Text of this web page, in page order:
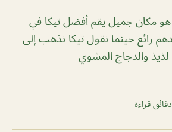
مكان جميل يقم أفضل تيكا في
رائع حينما نقول تيكا نذهب إلى
والدجاج المشوي